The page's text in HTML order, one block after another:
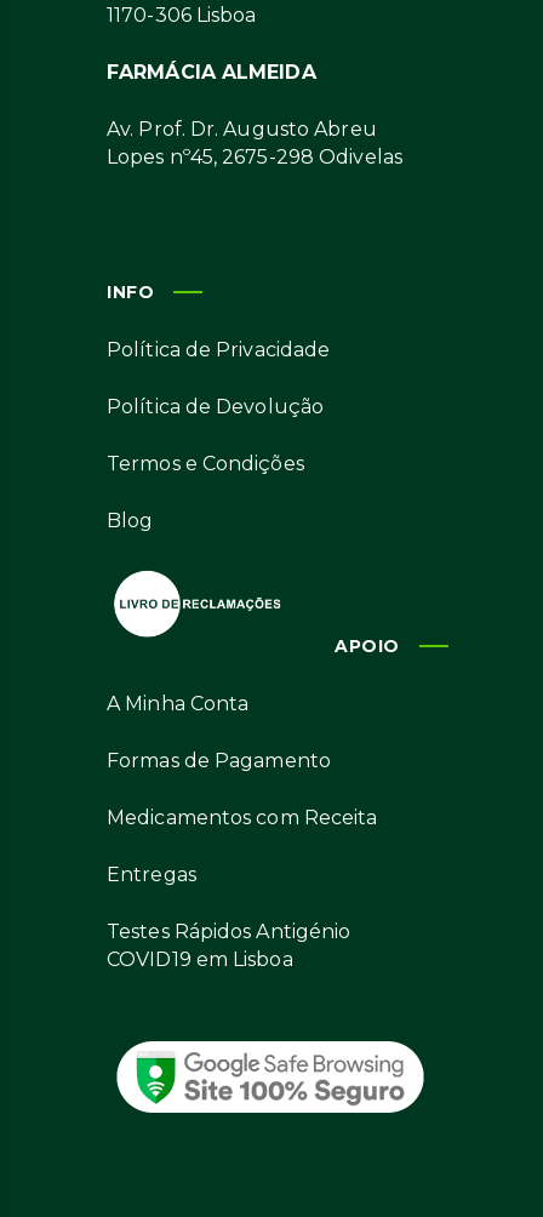
1170-306 Lisboa
FARMÁCIA ALMEIDA
Av. Prof. Dr. Augusto Abreu
Lopes nº45, 2675-298 Odivelas
INFO
Política de Privacidade
Política de Devolução
Termos e Condições
Blog
APOIO
A Minha Conta
Formas de Pagamento
Medicamentos com Receita
Entregas
Testes Rápidos Antigénio
COVID19 em Lisboa